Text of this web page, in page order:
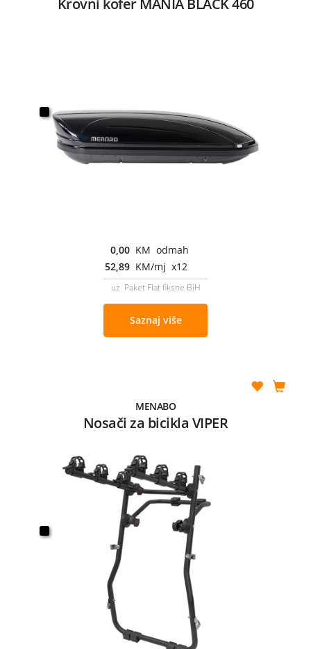
0,00 KM odmah
52,89 KM/mj x12
uz Paket Flat fiksne BiH
Saznaj više
MENABO
Nosači za bicikla VIPER